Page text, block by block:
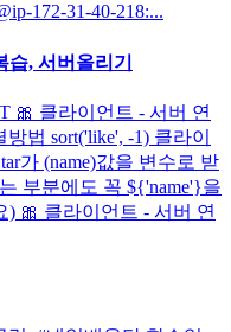
172-31-40-218:...
습, 서버올리기
🎀 클라이언트 - 서버 연
법 sort('like', -1) 클라이
가 (name)값을 변수로 받
부분에도 꼭 ${'name'}을
) 🎀 클라이언트 - 서버 연